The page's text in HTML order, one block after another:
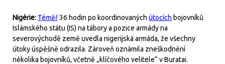
Nigérie: Téměř36 hodin po koordinovaných útocích bojovníků
Islámského státu (IS) na tábory a pozice armády na
severovýchodě země uvedla nigerijská armáda, že všechny
útoky úspěšně odrazila. Zároveň oznámila zneškodnění
několika bojovníků, včetně „klíčového velitele“ v Buratai.